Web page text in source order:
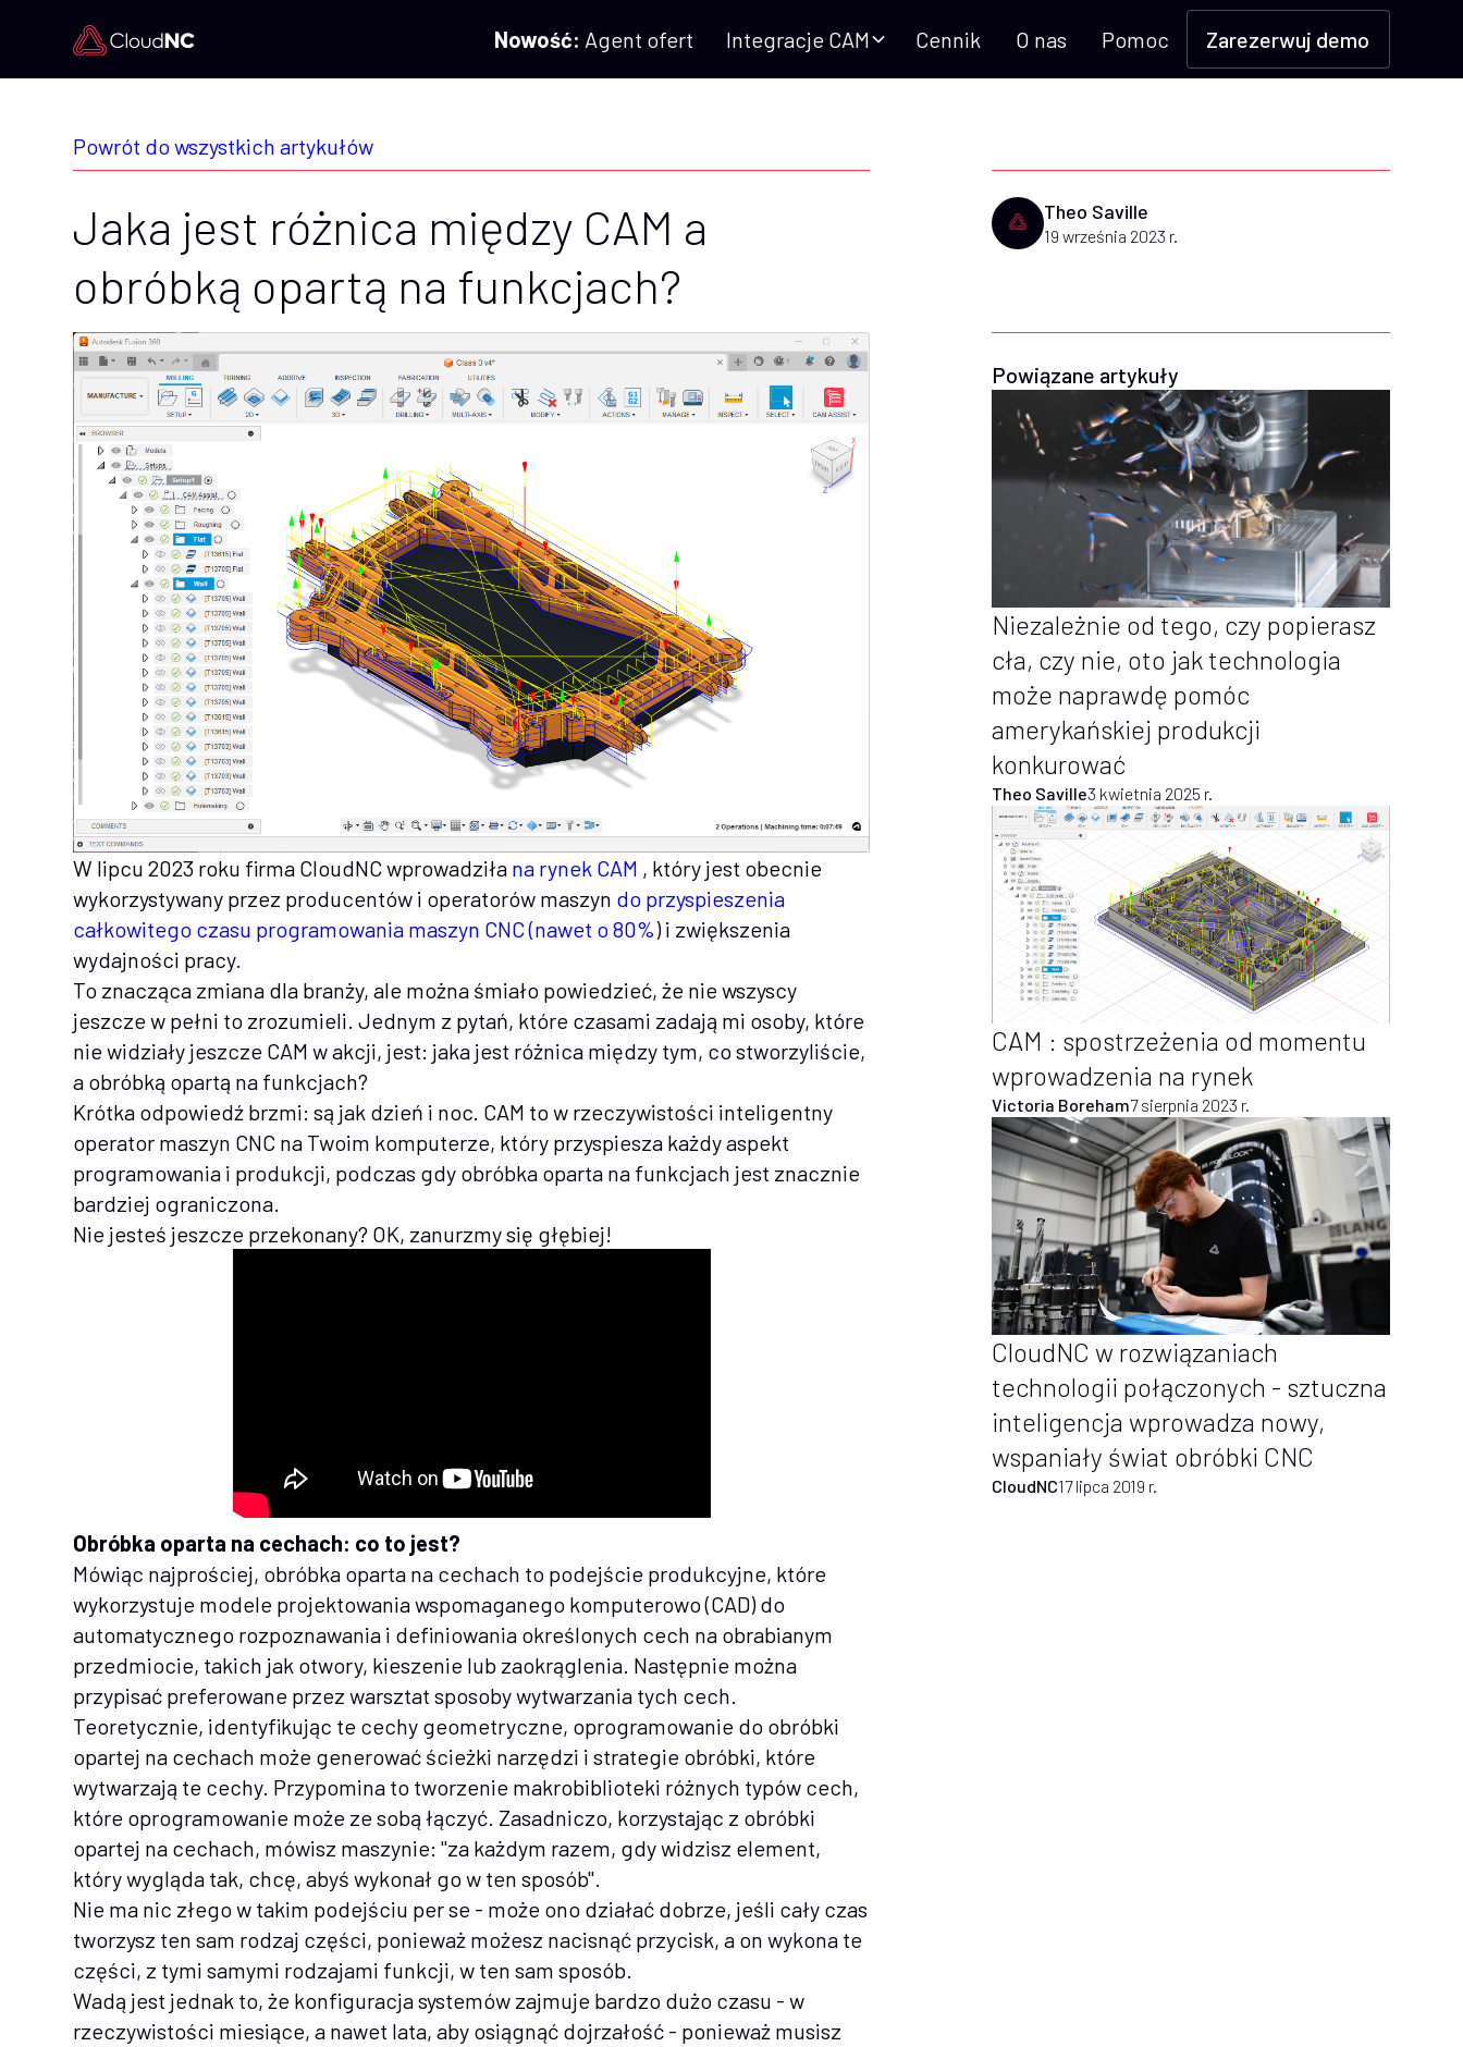
Nowość: Agent ofert Integracje CAM Cennik O nas Pomoc Zarezerwuj demo
Powrót do wszystkich artykułów
Jaka jest różnica między CAM a
obróbką opartą na funkcjach?
Theo Saville
19 września 2023 r.
W lipcu 2023 roku firma CloudNC wprowadziła na rynek CAM , który jest obecnie
wykorzystywany przez producentów i operatorów maszyn do przyspieszenia
całkowitego czasu programowania maszyn CNC (nawet o 80%) i zwiększenia
wydajności pracy.
To znacząca zmiana dla branży, ale można śmiało powiedzieć, że nie wszyscy
jeszcze w pełni to zrozumieli. Jednym z pytań, które czasami zadają mi osoby, które
nie widziały jeszcze CAM w akcji, jest: jaka jest różnica między tym, co stworzyliście,
a obróbką opartą na funkcjach?
Krótka odpowiedź brzmi: są jak dzień i noc. CAM to w rzeczywistości inteligentny
operator maszyn CNC na Twoim komputerze, który przyspiesza każdy aspekt
programowania i produkcji, podczas gdy obróbka oparta na funkcjach jest znacznie
bardziej ograniczona.
Nie jesteś jeszcze przekonany? OK, zanurzmy się głębiej!
Obróbka oparta na cechach: co to jest?
Mówiąc najprościej, obróbka oparta na cechach to podejście produkcyjne, które
wykorzystuje modele projektowania wspomaganego komputerowo (CAD) do
automatycznego rozpoznawania i definiowania określonych cech na obrabianym
przedmiocie, takich jak otwory, kieszenie lub zaokrąglenia. Następnie można
przypisać preferowane przez warsztat sposoby wytwarzania tych cech.
Teoretycznie, identyfikując te cechy geometryczne, oprogramowanie do obróbki
opartej na cechach może generować ścieżki narzędzi i strategie obróbki, które
wytwarzają te cechy. Przypomina to tworzenie makrobiblioteki różnych typów cech,
które oprogramowanie może ze sobą łączyć. Zasadniczo, korzystając z obróbki
opartej na cechach, mówisz maszynie: "za każdym razem, gdy widzisz element,
który wygląda tak, chcę, abyś wykonał go w ten sposób".
Nie ma nic złego w takim podejściu per se - może ono działać dobrze, jeśli cały czas
tworzysz ten sam rodzaj części, ponieważ możesz nacisnąć przycisk, a on wykona te
części, z tymi samymi rodzajami funkcji, w ten sam sposób.
Wadą jest jednak to, że konfiguracja systemów zajmuje bardzo dużo czasu - w
rzeczywistości miesiące, a nawet lata, aby osiągnąć dojrzałość - ponieważ musisz
Powiązane artykuły
Niezależnie od tego, czy popierasz
cła, czy nie, oto jak technologia
może naprawdę pomóc
amerykańskiej produkcji
konkurować
Theo Saville3 kwietnia 2025 r.
CAM : spostrzeżenia od momentu
wprowadzenia na rynek
Victoria Boreham7 sierpnia 2023 r.
CloudNC w rozwiązaniach
technologii połączonych - sztuczna
inteligencja wprowadza nowy,
wspaniały świat obróbki CNC
CloudNC17 lipca 2019 r.